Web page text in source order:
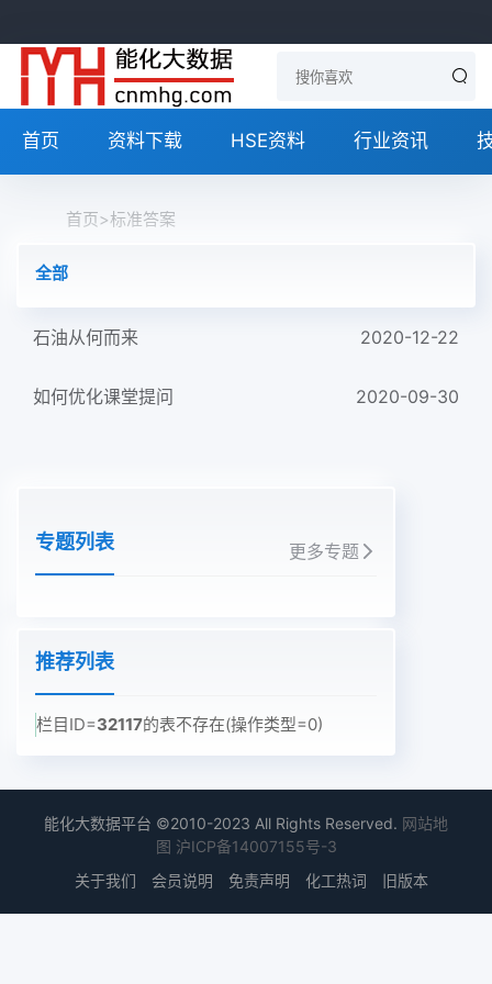
首页 资料下载 HSE资料 行业资讯
首页>标准答案
全部
石油从何而来 2020-12-22
如何优化课堂提问 2020-09-30
专题列表 更多专题
推荐列表
栏目ID=32117的表不存在(操作类型=0)
能化大数据平台 ©2010-2023 All Rights Reserved. 网站地
图 沪ICP备14007155号-3
关于我们
会员说明 免责声明 化工热词 旧版本